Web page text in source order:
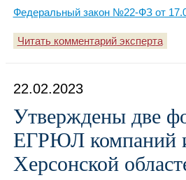
Федеральный закон №22-ФЗ от
Читать комментарий эксперта
22.02.2023
Утверждены две
ЕГРЮЛ компаний
Херсонской